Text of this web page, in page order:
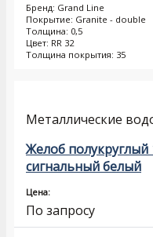
Бренд: Grand Line
Покрытие: Granite - double
Толщина: 0,5
Цвет: RR 32
Толщина покрытия: 35
Металлические
Желоб полукруглый
сигнальный белый
Цена:
По запросу